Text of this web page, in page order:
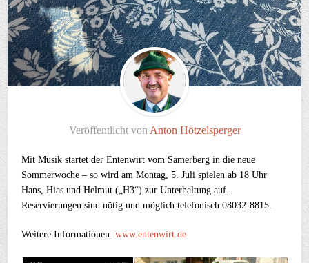
Veröffentlicht vonAnton Hötzelsperger
Mit Musik startet der Entenwirt vom Samerberg in die neue
Sommerwoche – so wird am Montag, 5. Juli spielen ab 18 Uhr
Hans, Hias und Helmut („H3“) zur Unterhaltung auf.
Reservierungen sind nötig und möglich telefonisch 08032-8815.
Weitere Informationen:www.entenwirt.de